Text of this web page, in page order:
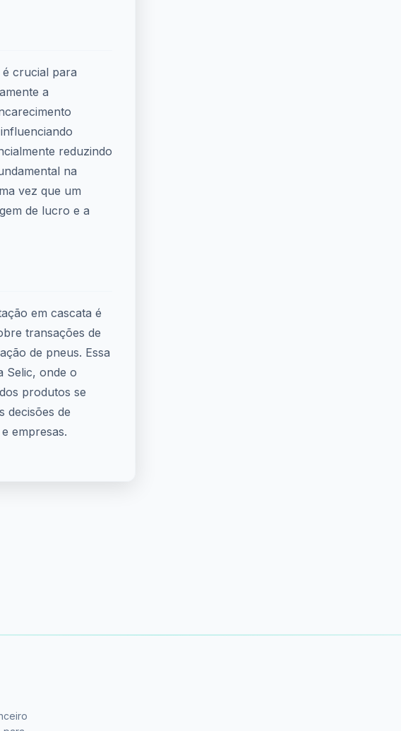
crucial para
a
reduzindo
na
vez que um
de lucro e a
em cascata é
transações de
de pneus. Essa
Selic, onde o
produtos se
decisões de
empresas.